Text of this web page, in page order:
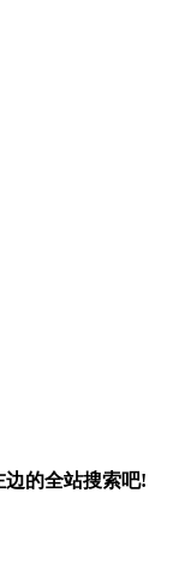
的全站搜索吧!